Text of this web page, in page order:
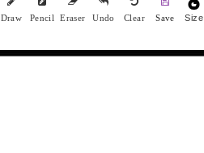
Draw Pencil Eraser Undo Clear Save Size